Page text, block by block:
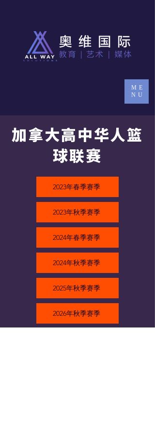
ME
NU
​加拿大高中华人篮
球联赛
​2023年春季赛季
2023年秋季赛季
2024年春季赛季
2024年秋季赛季
2025年秋季赛季
2026年秋季赛季